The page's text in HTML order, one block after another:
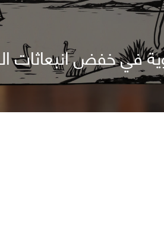
في خفض انبعاثات